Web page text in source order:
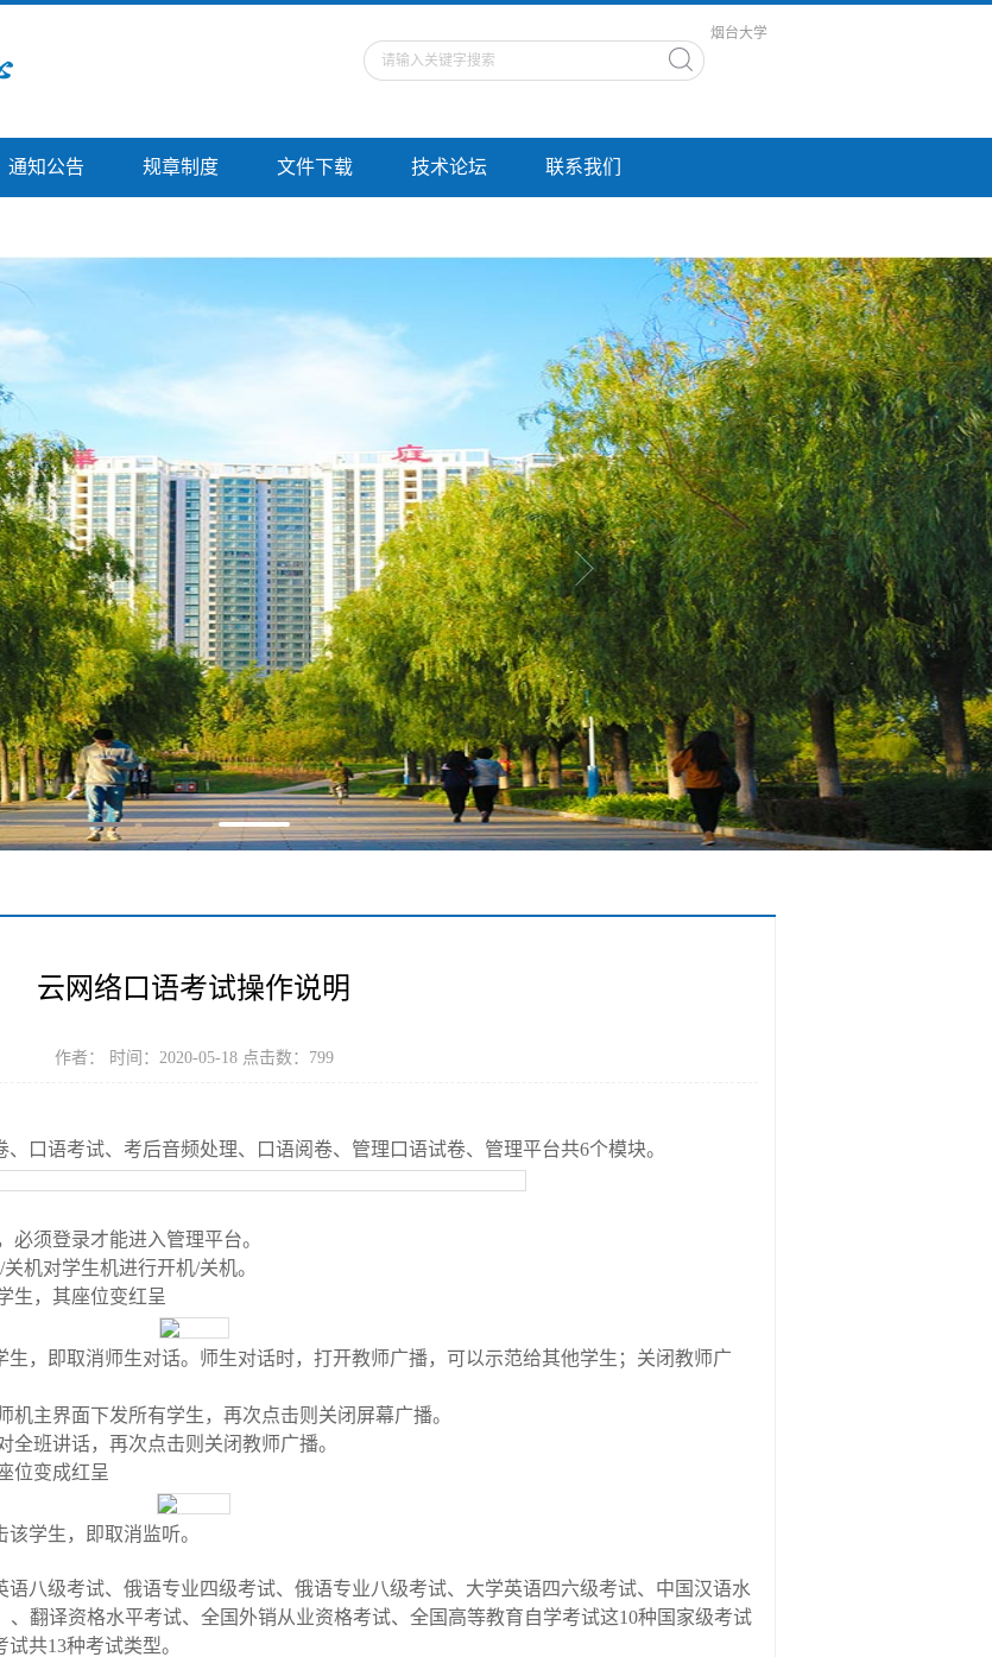
烟台大学
通知公告 规章制度 文件下载 技术论坛 联系我们
云网络口语考试操作说明
作者： 时间：2020-05-18 点击数： 799
口语考试、考后音频处理、口语阅卷、管理口语试卷、管理平台共6个模块。
必须登录才能进入管理平台。
/关机对学生机进行开机/关机。
生，其座位变红呈
生，即取消师生对话。师生对话时，打开教师广播，可以示范给其他学生；关闭教师广
主界面下发所有学生，再次点击则关闭屏幕广播。
班讲话，再次点击则关闭教师广播。
位变成红呈
该学生，即取消监听。
语八级考试、俄语专业四级考试、俄语专业八级考试、大学英语四六级考试、中国汉语水
、翻译资格水平考试、全国外销从业资格考试、全国高等教育自学考试这10种国家级考试
试共13种考试类型。